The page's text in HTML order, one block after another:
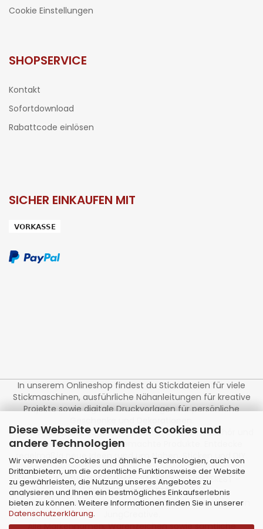
Diese Webseite verwendet Cookies und
andere Technologien
Wir verwenden Cookies und ähnliche Technologien, auch von
Drittanbietern, um die ordentliche Funktionsweise der Website
zu gewährleisten, die Nutzung unseres Angebotes zu
analysieren und Ihnen ein bestmögliches Einkaufserlebnis
bieten zu können. Weitere Informationen finden Sie in unserer
Datenschutzerklärung.
Cookie Einstellungen
SHOPSERVICE
Kontakt
Sofortdownload
Rabattcode einlösen
SICHER EINKAUFEN MIT
In unserem Onlineshop findest du Stickdateien für viele
Stickmaschinen, ausführliche Nähanleitungen für kreative
Projekte sowie digitale Druckvorlagen für persönliche
Ergänzt wird unser Sortiment durch Stoffe, Nähzubehör und
liebevoll bestickte handgemachte Produkte. Entdecke
regelmäßig neue Ideen rund um Nähen, Sticken und DIY.
FOLGE UNS AUFINSTAGRAM-FACEBOOK-PINTEREST
BESUCHE UNS BEIETSY
Webshop erstellenmit Gambio.de © 2026 | Template von
Alle Markennamen, Warenzeichen sowie sämtliche